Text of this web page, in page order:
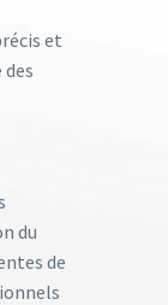
et
du
de